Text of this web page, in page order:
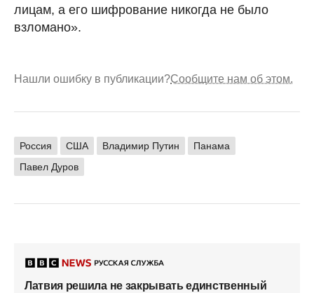
лицам, а его шифрование никогда не было
взломано».
Нашли ошибку в публикации?Сообщите нам об этом.
Россия США Владимир Путин
Панама
Павел Дуров
Латвия решила не закрывать единственный